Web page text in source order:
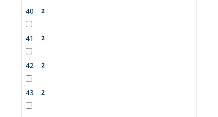
40 2
41 2
42 2
43 2